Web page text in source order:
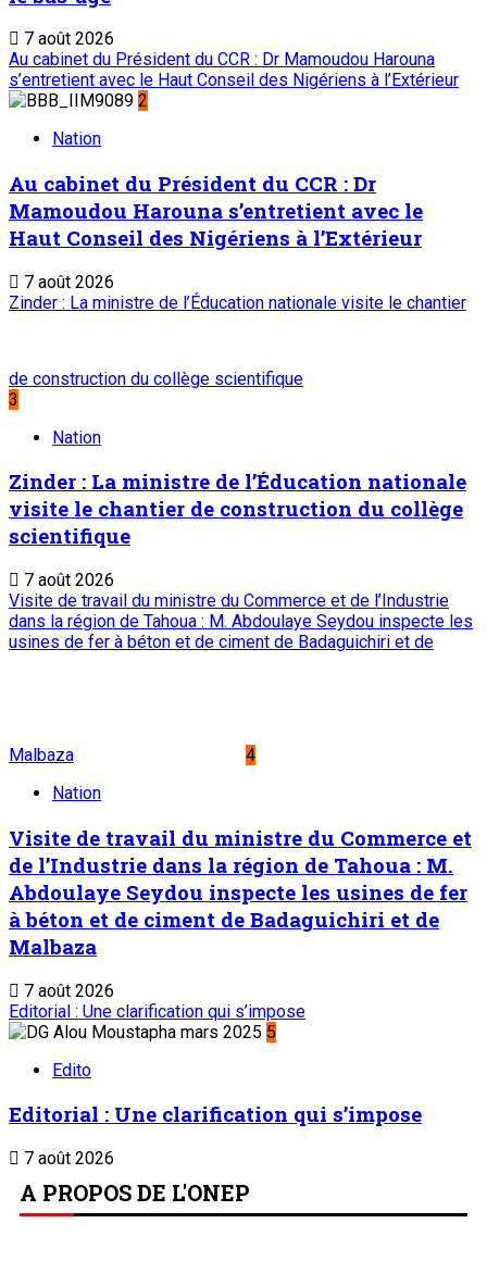
7 août 2026
Au cabinet du Président du CCR : Dr Mamoudou Harouna
s’entretient avec le Haut Conseil des Nigériens à l’Extérieur
2
Nation
Au cabinet du Président du CCR : Dr
Mamoudou Harouna s’entretient avec le
Haut Conseil des Nigériens à l’Extérieur
7 août 2026
Zinder : La ministre de l’Éducation nationale visite le chantier
de construction du collège scientifique
3
Nation
Zinder : La ministre de l’Éducation nationale
visite le chantier de construction du collège
scientifique
7 août 2026
Visite de travail du ministre du Commerce et de l’Industrie
dans la région de Tahoua : M. Abdoulaye Seydou inspecte les
usines de fer à béton et de ciment de Badaguichiri et de
Malbaza
4
Nation
Visite de travail du ministre du Commerce et
de l’Industrie dans la région de Tahoua : M.
Abdoulaye Seydou inspecte les usines de fer
à béton et de ciment de Badaguichiri et de
Malbaza
7 août 2026
Editorial : Une clarification qui s’impose
5
Edito
Editorial : Une clarification qui s’impose
7 août 2026
A PROPOS DE L'ONEP